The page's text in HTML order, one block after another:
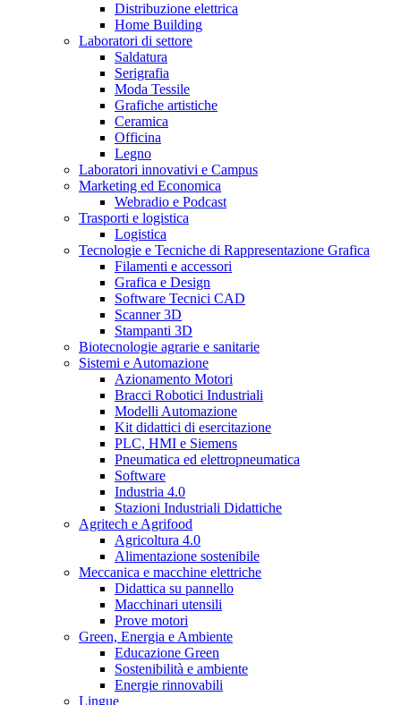
Distribuzione elettrica
Home Building
Laboratori di settore
Saldatura
Serigrafia
Moda Tessile
Grafiche artistiche
Ceramica
Officina
Legno
Laboratori innovativi e Campus
Marketing ed Economica
Webradio e Podcast
Trasporti e logistica
Logistica
Tecnologie e Tecniche di Rappresentazione Grafica
Filamenti e accessori
Grafica e Design
Software Tecnici CAD
Scanner 3D
Stampanti 3D
Biotecnologie agrarie e sanitarie
Sistemi e Automazione
Azionamento Motori
Bracci Robotici Industriali
Modelli Automazione
Kit didattici di esercitazione
PLC, HMI e Siemens
Pneumatica ed elettropneumatica
Software
Industria 4.0
Stazioni Industriali Didattiche
Agritech e Agrifood
Agricoltura 4.0
Alimentazione sostenibile
Meccanica e macchine elettriche
Didattica su pannello
Macchinari utensili
Prove motori
Green, Energia e Ambiente
Educazione Green
Sostenibilità e ambiente
Energie rinnovabili
Lingue